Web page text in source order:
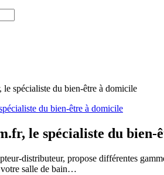
le spécialiste du bien-être à domicile
le spécialiste du bien-
distributeur, propose différentes
salle de bain…